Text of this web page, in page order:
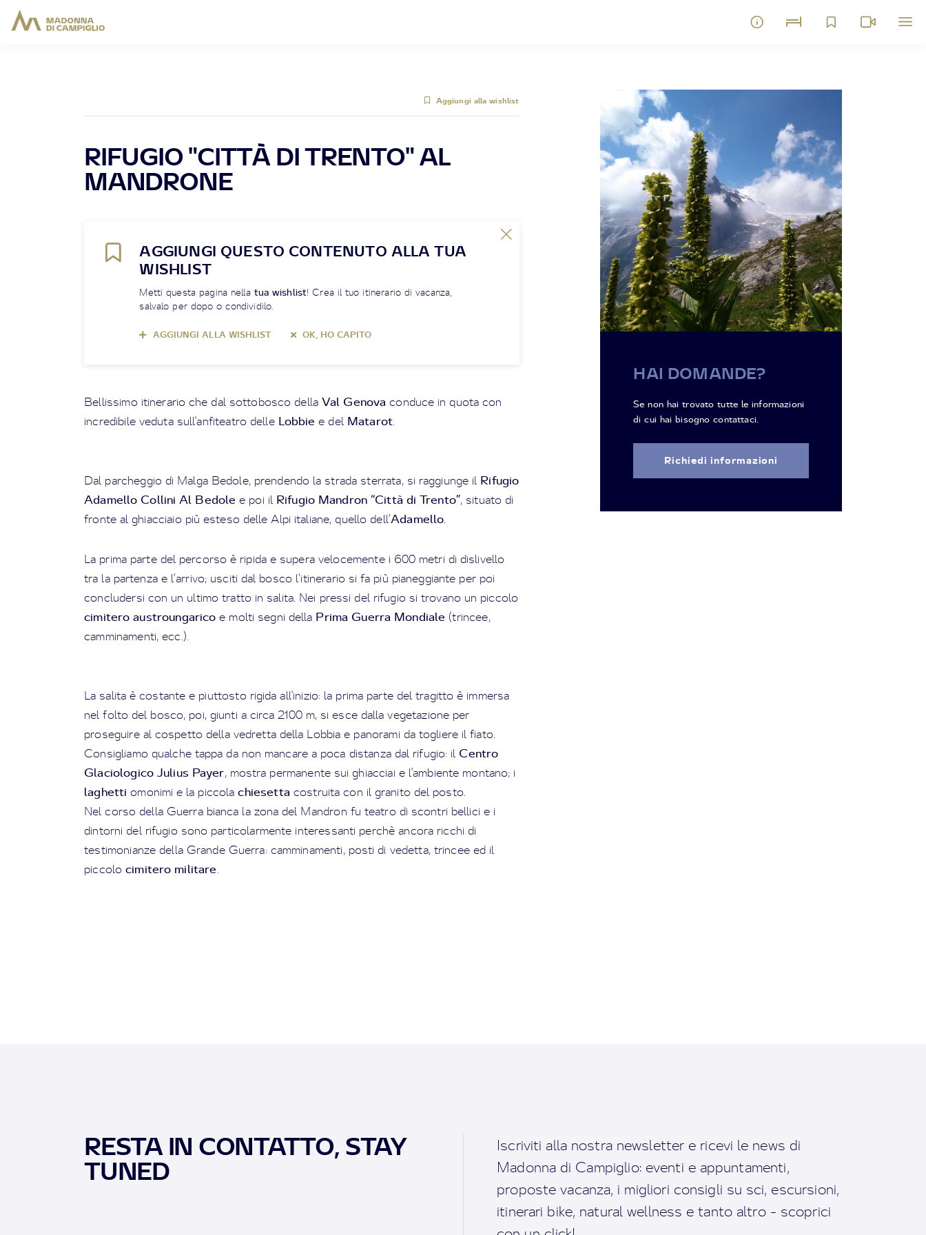
Aggiungi alla wishlist
RIFUGIO "CITTÀ DI TRENTO" AL
MANDRONE
AGGIUNGI QUESTO CONTENUTO ALLA TUA
WISHLIST
Metti questa pagina nella tua wishlist! Crea il tuo itinerario di vacanza,
salvalo per dopo o condividilo.
AGGIUNGI ALLA WISHLIST OK, HO CAPITO
Bellissimo itinerario che dal sottobosco della Val Genova conduce in quota con
incredibile veduta sull'anfiteatro delle Lobbie e del Matarot.
Dal parcheggio di Malga Bedole, prendendo la strada sterrata, si raggiunge il Rifugio
Adamello Collini Al Bedole e poi il Rifugio Mandron “Città di Trento”, situato di
fronte al ghiacciaio più esteso delle Alpi italiane, quello dell’Adamello.
La prima parte del percorso è ripida e supera velocemente i 600 metri di dislivello
tra la partenza e l’arrivo; usciti dal bosco l’itinerario si fa più pianeggiante per poi
concludersi con un ultimo tratto in salita. Nei pressi del rifugio si trovano un piccolo
cimitero austroungarico e molti segni della Prima Guerra Mondiale (trincee,
camminamenti, ecc.).
La salita è costante e piuttosto rigida all'inizio: la prima parte del tragitto è immersa
nel folto del bosco, poi, giunti a circa 2100 m, si esce dalla vegetazione per
proseguire al cospetto della vedretta della Lobbia e panorami da togliere il fiato.
Consigliamo qualche tappa da non mancare a poca distanza dal rifugio: il Centro
Glaciologico Julius Payer, mostra permanente sui ghiacciai e l'ambiente montano; i
laghetti omonimi e la piccolachiesetta costruita con il granito del posto.
Nel corso della Guerra bianca la zona del Mandron fu teatro di scontri bellici e i
dintorni del rifugio sono particolarmente interessanti perchè ancora ricchi di
testimonianze della Grande Guerra: camminamenti, posti di vedetta, trincee ed il
piccolocimitero militare.
HAI DOMANDE?
Se non hai trovato tutte le informazioni
di cui hai bisogno contattaci.
Richiedi informazioni
RESTA IN CONTATTO, STAY
TUNED
Iscriviti alla nostra newsletter e ricevi le news di
Madonna di Campiglio: eventi e appuntamenti,
proposte vacanza, i migliori consigli su sci, escursioni,
itinerari bike, natural wellness e tanto altro - scoprici